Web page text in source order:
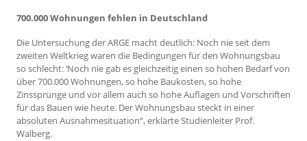
700.000 Wohnungen fehlen in Deutschland
Die Untersuchung der ARGE macht deutlich: Noch nie seit dem
zweiten Weltkrieg waren die Bedingungen für den Wohnungsbau
so schlecht: ‛Noch nie gab es gleichzeitig einen so hohen Bedarf von
über 700.000 Wohnungen, so hohe Baukosten, so hohe
Zinssprünge und vor allem auch so hohe Auflagen und Vorschriften
für das Bauen wie heute. Der Wohnungsbau steckt in einer
absoluten Ausnahmesituation“, erklärte Studienleiter Prof.
Walberg.